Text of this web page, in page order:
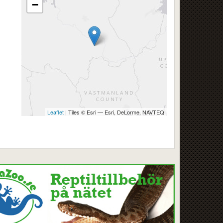
−
Leaflet | Tiles © Esri — Esri, DeLorme, NAVTEQ